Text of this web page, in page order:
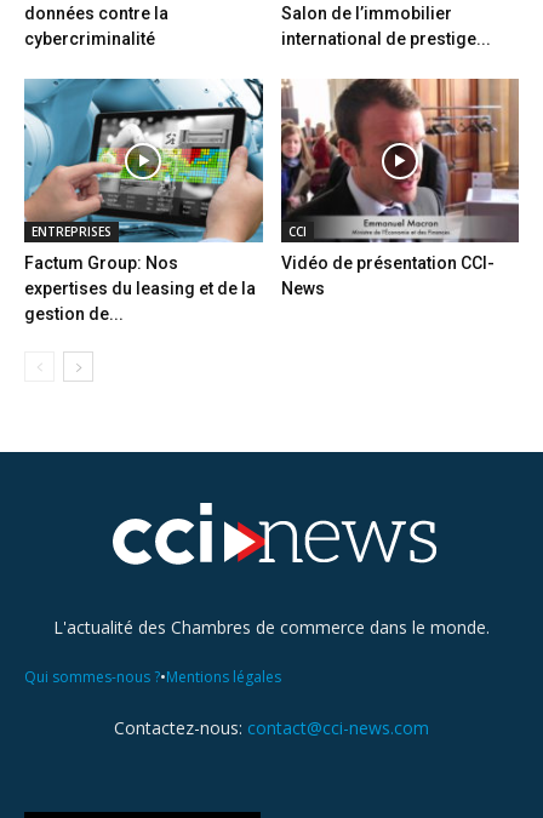
données contre la
cybercriminalité
Salon de l’immobilier
international de prestige...
ENTREPRISES
Factum Group: Nos
expertises du leasing et de la
gestion de...
CCI
Vidéo de présentation CCI-
News
L'actualité des Chambres de commerce dans le monde.
Qui sommes-nous ?•Mentions légales
Contactez-nous: contact@cci-news.com